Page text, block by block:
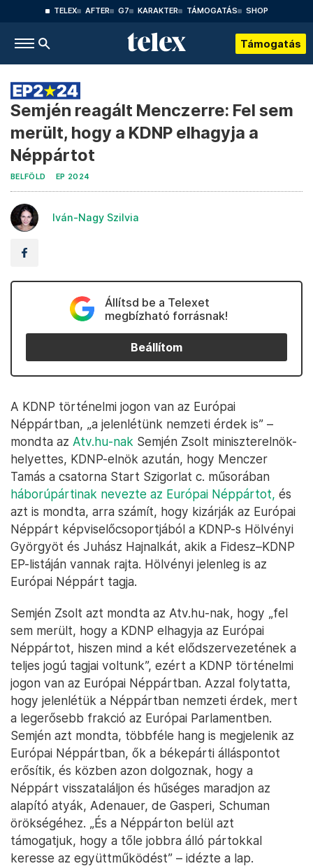
TELEX AFTER G7 KARAKTER TÁMOGATÁS SHOP
Támogatás
Semjén reagált Menczerre: Fel sem
mer ült, hogy a KDNP elhagyja a
Néppártot
BELFÖLD EP 2024
Iván-Nagy Szilvia
Állítsd be a Telexet
megbízható forrásnak!
Beállítom
A KDNP történelmi jogon van az Európai
Néppártban, „a jelenlétünk nemzeti érdek is” –
mondta az Atv.hu-nak Semjén Zsolt miniszterelnök-
helyettes, KDNP-elnök azután, hogy Menczer
Tamás a csatorna Start Szigorlat c. műsorában
háborúpártinak nevezte az Európai Néppártot, és
azt is mondta, arra számít, hogy kizárják az Európai
Néppárt képviselőcsoportjából a KDNP-s Hölvényi
Györgyöt és Juhász Hajnalkát, akik a Fidesz–KDNP
EP-listáján vannak rajta. Hölvényi jelenleg is az
Európai Néppárt tagja.
Semjén Zsolt azt mondta az Atv.hu-nak, hogy „fel
sem merült, hogy a KDNP elhagyja az Európai
Néppártot, hiszen mind a két elődszervezetének a
teljes jogú tagjai voltunk”, ezért a KDNP történelmi
jogon van az Európai Néppártban. Azzal folytatta,
hogy jelenlétük a Néppártban nemzeti érdek, mert
a legerősebb frakció az Európai Parlamentben.
Semjén azt mondta, többféle hang is megjelenik az
Európai Néppártban, ők a békepárti álláspontot
erősítik, és közben azon dolgoznak, hogy a
Néppárt visszataláljon és hűséges maradjon az
alapító atyák, Adenauer, de Gasperi, Schuman
örökségéhez. „És a Néppárton belül azt
támogatjuk, hogy a tőle jobbra álló pártokkal
keresse az együttműködést” – idézte a lap.